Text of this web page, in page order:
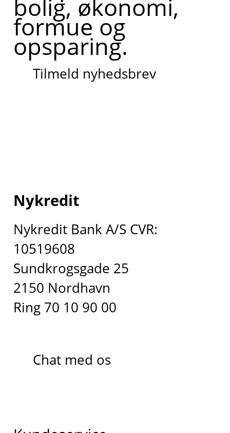
bolig, økonomi,
formue og
opsparing.
Tilmeld nyhedsbrev
Nykredit
Nykredit Bank A/S CVR:
10519608
Sundkrogsgade 25
2150 Nordhavn
Ring 70 10 90 00
Chat med os